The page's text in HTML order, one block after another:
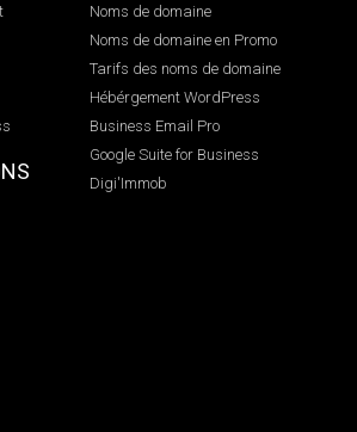
Noms de domaine
Noms de domaine en Promo
Tarifs des noms de domaine
Hébérgement WordPress
Business Email Pro
Google Suite for Business
Digi'Immob